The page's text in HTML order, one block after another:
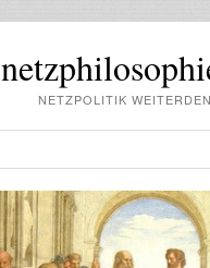
NETZPOLITIK